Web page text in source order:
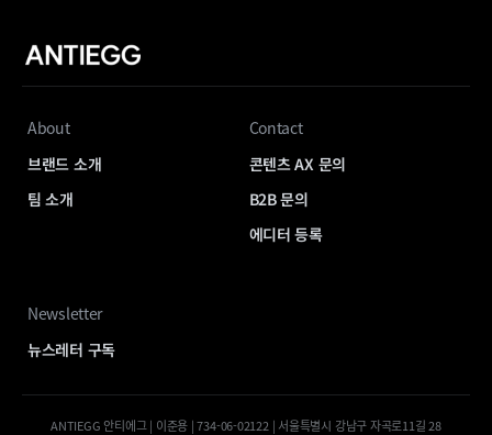
About
브랜드 소개
팀 소개
Contact
콘텐츠 AX 문의
B2B 문의
에디터 등록
Newsletter
뉴스레터 구독
ANTIEGG 안티에그 | 이준용 | 734-06-02122 | 서울특별시 강남구 자곡로11길 28